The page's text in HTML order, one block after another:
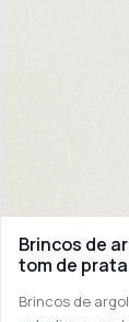
Brincos de
tom de
Brincos de